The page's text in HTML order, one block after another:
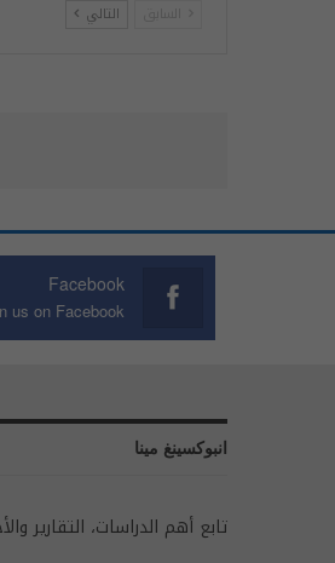
التالي
Facebook
us on Facebook
انبوكسينغ مينا
تابع أهم الدراسات، التقارير